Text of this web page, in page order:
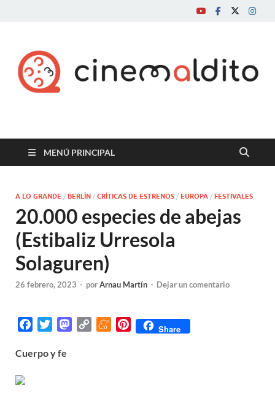
Cine maldito
MENÚ PRINCIPAL
A LO GRANDE / BERLÍN / CRÍTICAS DE ESTRENOS / EUROPA / FESTIVALES
20.000 especies de abejas
(Estibaliz Urresola
Solaguren)
26 febrero, 2023 - porArnau Martín - Dejar un comentario
c
i
M
M
P
Share
Cuerpo y fe